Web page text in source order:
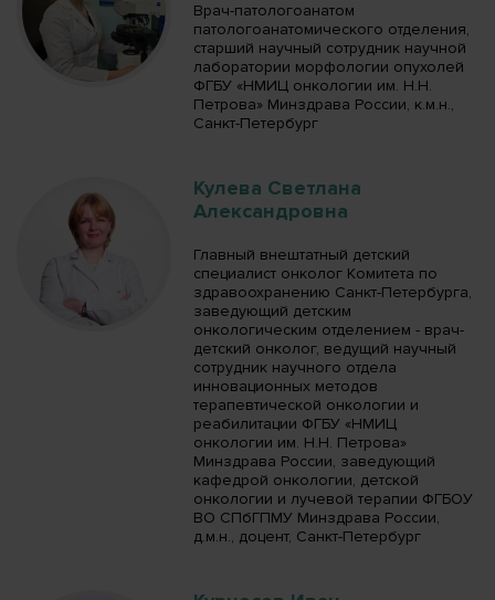
Врач-патологоанатом
патологоанатомического отделения,
старший научный сотрудник научной
лаборатории морфологии опухолей
ФГБУ «НМИЦ онкологии им. Н.Н.
Петрова» Минздрава России, к.м.н.,
Санкт-Петербург
Кулева Светлана
Александровна
Главный внештатный детский
специалист онколог Комитета по
здравоохранению Санкт-Петербурга,
заведующий детским
онкологическим отделением - врач-
детский онколог, ведущий научный
сотрудник научного отдела
инновационных методов
терапевтической онкологии и
реабилитации ФГБУ «НМИЦ
онкологии им. Н.Н. Петрова»
Минздрава России, заведующий
кафедрой онкологии, детской
онкологии и лучевой терапии ФГБОУ
ВО СПбГПМУ Минздрава России,
д.м.н., доцент, Санкт-Петербург